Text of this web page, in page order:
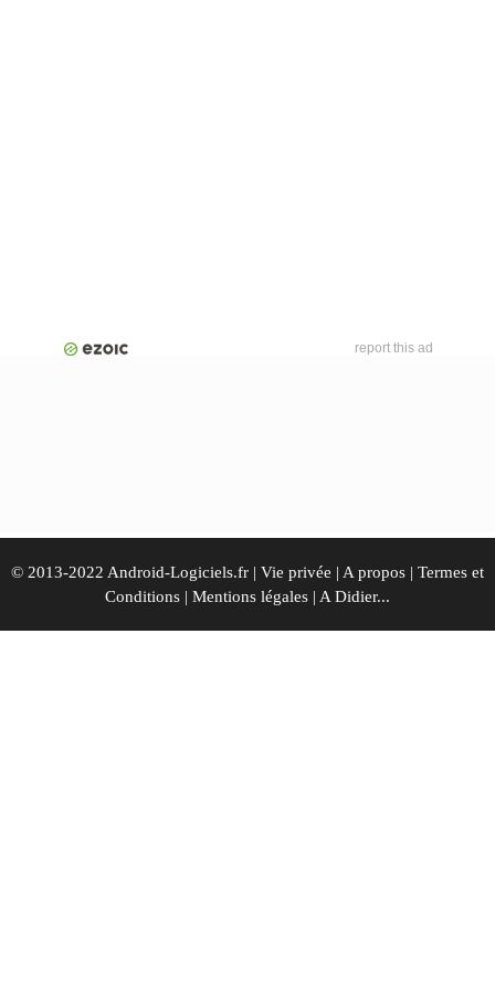
report this ad
© 2013-2022 Android-Logiciels.fr | Vie privée | A propos | Termes et
Conditions | Mentions légales | A Didier...